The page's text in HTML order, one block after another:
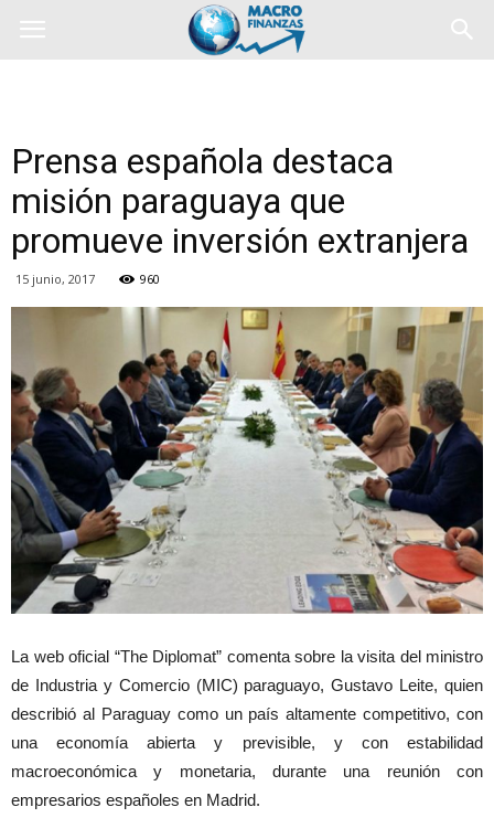
Prensa española destaca
misión paraguaya que
promueve inversión extranjera
15 junio, 2017 960
La web oficial “The Diplomat” comenta sobre la visita del ministro
de Industria y Comercio (MIC) paraguayo, Gustavo Leite, quien
describió al Paraguay como un país altamente competitivo, con
una economía abierta y previsible, y con estabilidad
macroeconómica y monetaria, durante una reunión con
empresarios españoles en Madrid.